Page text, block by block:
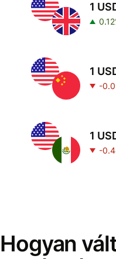
1
1
-
1
-
Hogyan